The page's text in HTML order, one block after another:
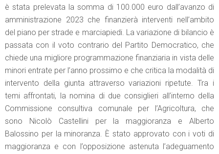
è stata prelevata la somma di 100.000 euro dall’avanzo di
amministrazione 2023 che finanzierà interventi nell’ambito
del piano per strade e marciapiedi. La variazione di bilancio è
passata con il voto contrario del Partito Democratico, che
chiede una migliore programmazione finanziaria in vista delle
minori entrate per l’anno prossimo e che critica la modalità di
intervento della giunta attraverso variazioni ripetute. Tra i
temi affrontati, la nomina di due consiglieri all’interno della
Commissione consultiva comunale per l’Agricoltura, che
sono Nicolò Castellini per la maggioranza e Alberto
Balossino per la minoranza. È stato approvato con i voti di
maggioranza e con l’opposizione astenuta l’adeguamento